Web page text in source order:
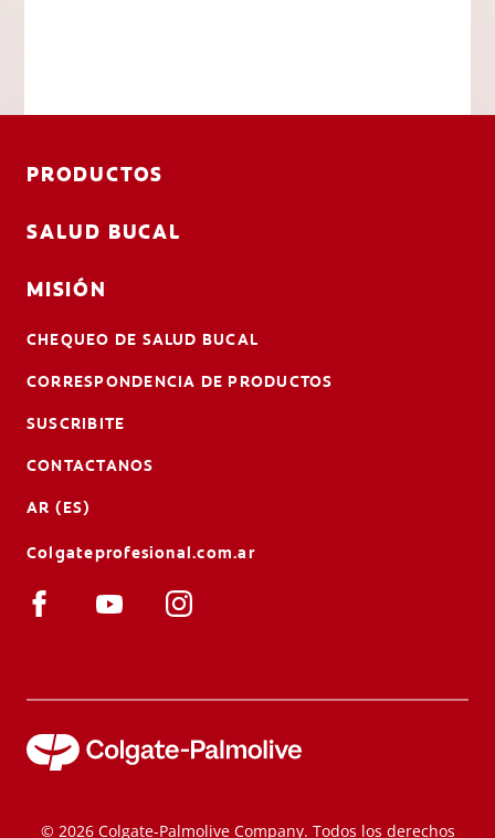
PRODUCTOS
SALUD BUCAL
MISIÓN
CHEQUEO DE SALUD BUCAL
CORRESPONDENCIA DE PRODUCTOS
SUSCRIBITE
CONTACTANOS
AR (ES)
Colgateprofesional.com.ar
© 2026 Colgate-Palmolive Company. Todos los derechos